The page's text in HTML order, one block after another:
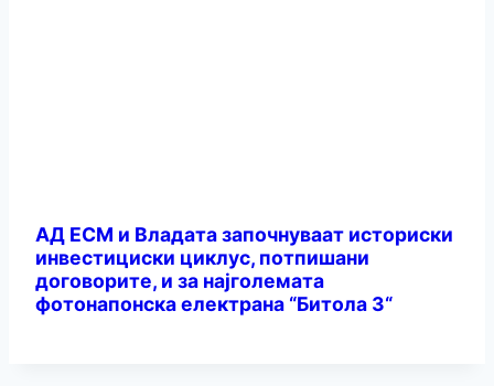
АД ЕСМ и Владата започнуваат историски
инвестициски циклус, потпишани
договорите, и за најголемата
фотонапонска електрана “Битола 3“